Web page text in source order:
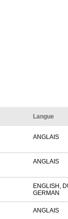
Langue
ANGLAIS
ANGLAIS
ENGLISH,
GERMAN
ANGLAIS